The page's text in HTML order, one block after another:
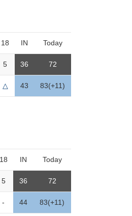
18 IN Today
5 36 72
△ 43 83(+11)
18 IN Today
5 36 72
- 44 83(+11)